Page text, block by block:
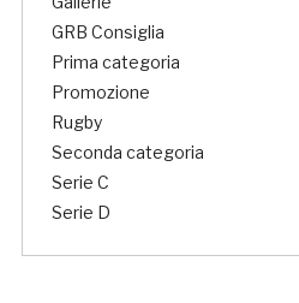
GRB Consiglia
Prima categoria
Promozione
Rugby
Seconda categoria
Serie C
Serie D